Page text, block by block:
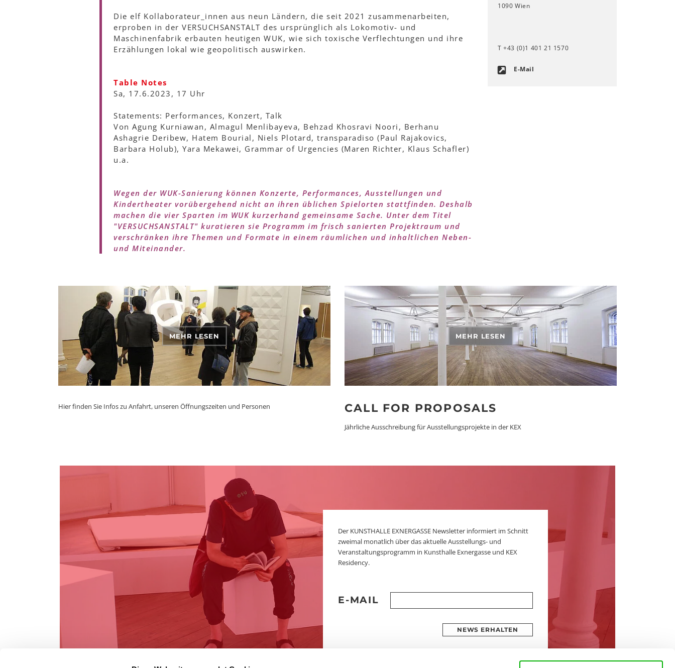
Die elf Kollaborateur_innen aus neun Ländern, die seit 2021 zusammenarbeiten,
erproben in der VERSUCHSANSTALT des ursprünglich als Lokomotiv- und
Maschinenfabrik erbauten heutigen WUK, wie sich toxische Verflechtungen und ihre
Erzählungen lokal wie geopolitisch auswirken.
Table Notes
Sa, 17.6.2023, 17 Uhr
Statements: Performances, Konzert, Talk
Von Agung Kurniawan, Almagul Menlibayeva, Behzad Khosravi Noori, Berhanu
Ashagrie Deribew, Hatem Bourial, Niels Plotard, transparadiso (Paul Rajakovics,
Barbara Holub), Yara Mekawei, Grammar of Urgencies (Maren Richter, Klaus Schafler)
u.a.
Wegen der WUK-Sanierung können Konzerte, Performances, Ausstellungen und
Kindertheater vorübergehend nicht an ihren üblichen Spielorten stattfinden. Deshalb
machen die vier Sparten im WUK kurzerhand gemeinsame Sache. Unter dem Titel
"VERSUCHSANSTALT" kuratieren sie Programm im frisch sanierten Projektraum und
verschränken ihre Themen und Formate in einem räumlichen und inhaltlichen Neben-
und Miteinander.
1090 Wien
T +43 (0)1 401 21 1570
E-Mail
MEHR LESEN
Hier finden Sie Infos zu Anfahrt, unseren Öffnungszeiten und Personen
MEHR LESEN
CALL FOR PROPOSALS
Jährliche Ausschreibung für Ausstellungsprojekte in der KEX
Der KUNSTHALLE EXNERGASSE Newsletter informiert im Schnitt
zweimal monatlich über das aktuelle Ausstellungs- und
Veranstaltungsprogramm in Kunsthalle Exnergasse und KEX
Residency.
E-MAIL
NEWS ERHALTEN